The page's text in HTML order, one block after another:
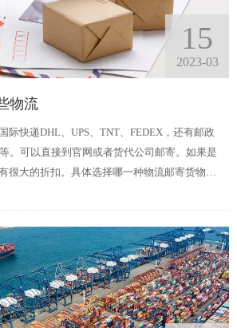
15
2023-03
物流
际快递DHL、UPS、TNT、FEDEX，还有邮政
。可以直接到官网或者货代公司邮寄。如果是
很大的折扣。具体选择哪一种物流邮寄货物到